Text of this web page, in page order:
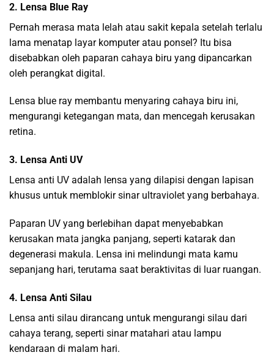
2. Lensa Blue Ray
Pernah merasa mata lelah atau sakit kepala setelah terlalu
lama menatap layar komputer atau ponsel? Itu bisa
disebabkan oleh paparan cahaya biru yang dipancarkan
oleh perangkat digital.
Lensa blue ray membantu menyaring cahaya biru ini,
mengurangi ketegangan mata, dan mencegah kerusakan
retina.
3. Lensa Anti UV
Lensa anti UV adalah lensa yang dilapisi dengan lapisan
khusus untuk memblokir sinar ultraviolet yang berbahaya.
Paparan UV yang berlebihan dapat menyebabkan
kerusakan mata jangka panjang, seperti katarak dan
degenerasi makula. Lensa ini melindungi mata kamu
sepanjang hari, terutama saat beraktivitas di luar ruangan.
4. Lensa Anti Silau
Lensa anti silau dirancang untuk mengurangi silau dari
cahaya terang, seperti sinar matahari atau lampu
kendaraan di malam hari.